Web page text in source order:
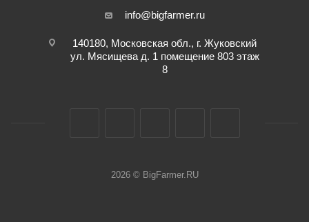
info@bigfarmer.ru
140180, Московская обл., г. Жуковский
ул. Мясищева д. 1 помещение 803 этаж
8
2026 © BigFarmer.RU